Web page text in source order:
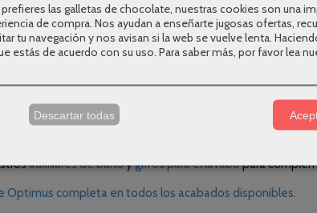
cuarto de baño, la serie Optimus tiene un diseño
está disponible en medidas de120 cm de ancho x 45
independientes desde el frente.
en un tablero laminado de 16 mm de una calidad muy
Se trata de2 módulos de 60 cm unidos por un lavabo
de altura. Su diseño y fabricación es nacional,
auxiliares de bañoygrifos para el lavabopara
Optimus completa en todos los acabados disponibles.
las galletas de chocolate, nuestras cookies son una
de compra. Nos ayudan a enseñarte jugosas ofertas,
tu navegación y nos avisan si la web se vuelve lenta.
estás de acuerdo con su uso. Para saber más, por favor lea
Descartar todas